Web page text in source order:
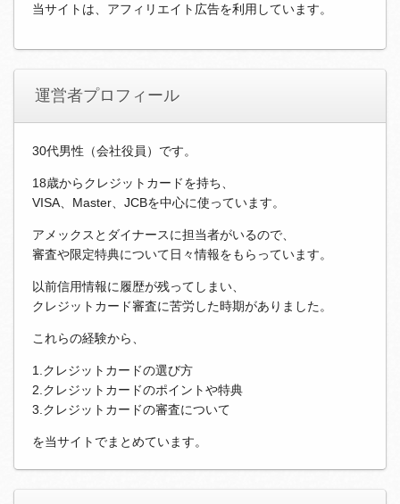
当サイトは、アフィリエイト広告を利用しています。
運営者プロフィール
30代男性（会社役員）です。
18歳からクレジットカードを持ち、
VISA、Master、JCBを中心に使っています。
アメックスとダイナースに担当者がいるので、
審査や限定特典について日々情報をもらっています。
以前信用情報に履歴が残ってしまい、
クレジットカード審査に苦労した時期がありました。
これらの経験から、
1.クレジットカードの選び方
2.クレジットカードのポイントや特典
3.クレジットカードの審査について
を当サイトでまとめています。